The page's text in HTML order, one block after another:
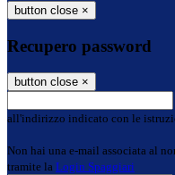
button close ×
Recupero password
button close ×
all'indirizzo indicato con le
Non hai una e-mail associata al
tramite la Login Spaggiari